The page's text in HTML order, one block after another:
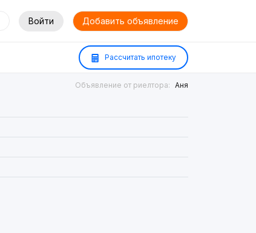
Войти Добавить объявление
Рассчитать ипотеку
Объявление от риелтора: Аня